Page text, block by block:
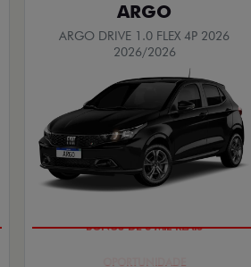
ARGO
ARGO DRIVE 1.0 FLEX 4P 2026
2026/2026